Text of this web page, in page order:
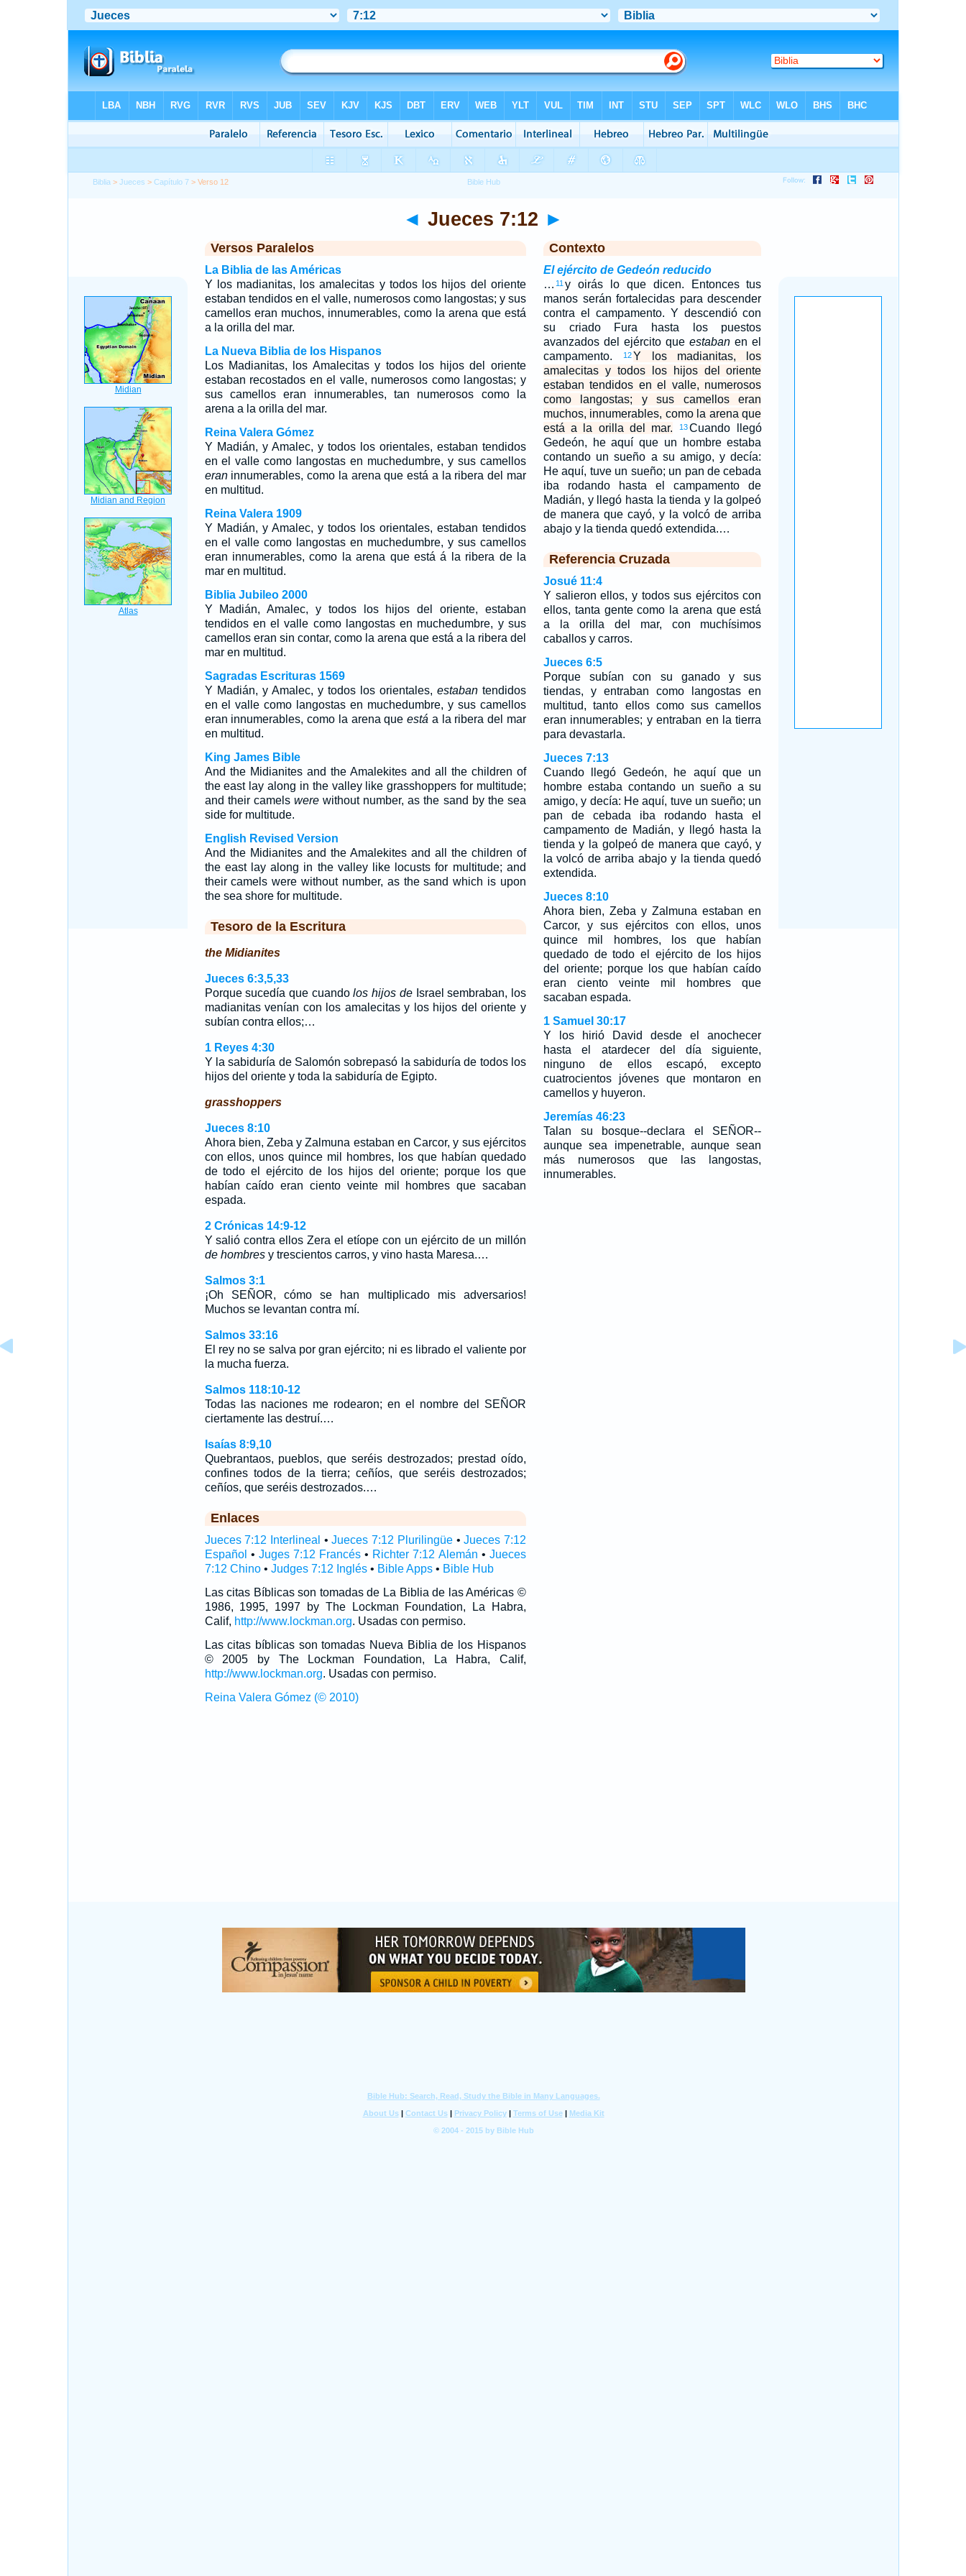
Biblia >Jueces >Capítulo 7 > Verso 12
◄ Jueces 7:12 ►
Versos Paralelos
La Biblia de las Américas
Y los madianitas, los amalecitas y todos los hijos del oriente
estaban tendidos en el valle, numerosos como langostas; y sus
camellos eran muchos, innumerables, como la arena que está
a la orilla del mar.
La Nueva Biblia de los Hispanos
Los Madianitas, los Amalecitas y todos los hijos del oriente
estaban recostados en el valle, numerosos como langostas; y
sus camellos eran innumerables, tan numerosos como la
arena a la orilla del mar.
Reina Valera Gómez
Y Madián, y Amalec, y todos los orientales, estaban tendidos
en el valle como langostas en muchedumbre, y sus camellos
eraninnumerables, como la arena que está a la ribera del mar
en multitud.
Reina Valera 1909
Y Madián, y Amalec, y todos los orientales, estaban tendidos
en el valle como langostas en muchedumbre, y sus camellos
eran innumerables, como la arena que está á la ribera de la
mar en multitud.
Biblia Jubileo 2000
Y Madián, Amalec, y todos los hijos del oriente, estaban
tendidos en el valle como langostas en muchedumbre, y sus
camellos eran sin contar, como la arena que está a la ribera del
mar en multitud.
Sagradas Escrituras 1569
Y Madián, y Amalec, y todos los orientales, estabantendidos
en el valle como langostas en muchedumbre, y sus camellos
eran innumerables, como la arena queestá a la ribera del mar
en multitud.
King James Bible
And the Midianites and the Amalekites and all the children of
the east lay along in the valley like grasshoppers for multitude;
and their camels werewithout number, as the sand by the sea
side for multitude.
English Revised Version
And the Midianites and the Amalekites and all the children of
the east lay along in the valley like locusts for multitude; and
their camels were without number, as the sand which is upon
the sea shore for multitude.
Tesoro de la Escritura
the Midianites
Jueces 6:3,5,33
Porque sucedía que cuandolos hijos deIsrael sembraban, los
madianitas venían con los amalecitas y los hijos del oriente y
subían contra ellos;…
1 Reyes 4:30
Y la sabiduría de Salomón sobrepasó la sabiduría de todos los
hijos del oriente y toda la sabiduría de Egipto.
grasshoppers
Jueces 8:10
Ahora bien, Zeba y Zalmuna estaban en Carcor, y sus ejércitos
con ellos, unos quince mil hombres, los que habían quedado
de todo el ejército de los hijos del oriente; porque los que
habían caído eran ciento veinte mil hombres que sacaban
espada.
2 Crónicas 14:9-12
Y salió contra ellos Zera el etíope con un ejército de un millón
de hombresy trescientos carros, y vino hasta Maresa.…
Salmos 3:1
¡Oh SEÑOR, cómo se han multiplicado mis adversarios!
Muchos se levantan contra mí.
Salmos 33:16
El rey no se salva por gran ejército; ni es librado el valiente por
la mucha fuerza.
Salmos 118:10-12
Todas las naciones me rodearon; en el nombre del SEÑOR
ciertamente las destruí.…
Isaías 8:9,10
Quebrantaos, pueblos, que seréis destrozados; prestad oído,
confines todos de la tierra; ceñíos, que seréis destrozados;
ceñíos, que seréis destrozados.…
Enlaces
Jueces 7:12 Interlineal •Jueces 7:12 Plurilingüe•Jueces 7:12
Español • Juges 7:12 Francés • Richter 7:12 Alemán • Jueces
7:12 Chino• Judges 7:12 Inglés• Bible Apps• Bible Hub
Las citas Bíblicas son tomadas de La Biblia de las Américas ©
1986, 1995, 1997 by The Lockman Foundation, La Habra,
Calif, http://www.lockman.org. Usadas con permiso.
Las citas bíblicas son tomadas Nueva Biblia de los Hispanos
© 2005 by The Lockman Foundation, La Habra, Calif,
http://www.lockman.org. Usadas con permiso.
Reina Valera Gómez (© 2010)
Contexto
El ejército de Gedeón reducido
… 11 y oirás lo que dicen. Entonces tus
manos serán fortalecidas para descender
contra el campamento. Y descendió con
su criado Fura hasta los puestos
avanzados del ejército queestaban en el
campamento.
12Y los madianitas, los
amalecitas y todos los hijos del oriente
estaban tendidos en el valle, numerosos
como langostas; y sus camellos eran
muchos, innumerables, como la arena que
está a la orilla del mar.
13Cuando llegó
Gedeón, he aquí que un hombre estaba
contando un sueño a su amigo, y decía:
He aquí, tuve un sueño; un pan de cebada
iba rodando hasta el campamento de
Madián, y llegó hasta la tienda y la golpeó
de manera que cayó, y la volcó de arriba
abajo y la tienda quedó extendida.…
Referencia Cruzada
Josué 11:4
Y salieron ellos, y todos sus ejércitos con
ellos, tanta gente como la arena que está
a la orilla del mar, con muchísimos
caballos y carros.
Jueces 6:5
Porque subían con su ganado y sus
tiendas, y entraban como langostas en
multitud, tanto ellos como sus camellos
eran innumerables; y entraban en la tierra
para devastarla.
Jueces 7:13
Cuando llegó Gedeón, he aquí que un
hombre estaba contando un sueño a su
amigo, y decía: He aquí, tuve un sueño; un
pan de cebada iba rodando hasta el
campamento de Madián, y llegó hasta la
tienda y la golpeó de manera que cayó, y
la volcó de arriba abajo y la tienda quedó
extendida.
Jueces 8:10
Ahora bien, Zeba y Zalmuna estaban en
Carcor, y sus ejércitos con ellos, unos
quince mil hombres, los que habían
quedado de todo el ejército de los hijos
del oriente; porque los que habían caído
eran ciento veinte mil hombres que
sacaban espada.
1 Samuel 30:17
Y los hirió David desde el anochecer
hasta el atardecer del día siguiente,
ninguno de ellos escapó, excepto
cuatrocientos jóvenes que montaron en
camellos y huyeron.
Jeremías 46:23
Talan su bosque--declara el SEÑOR--
aunque sea impenetrable, aunque sean
más numerosos que las langostas,
innumerables.